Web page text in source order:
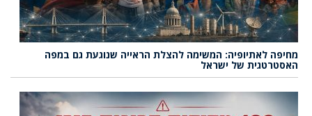
מחיפה לאתיופיה: המשימה להצלת הראייה שנוגעת גם במפה
האסטרטגית של ישראל